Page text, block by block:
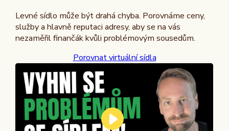
Levné sídlo může být drahá chyba. Porovnáme ceny,
služby a hlavně reputaci adresy, aby se na vás
nezaměřil finančák kvůli problémovým sousedům.
Porovnat virtuální sídla